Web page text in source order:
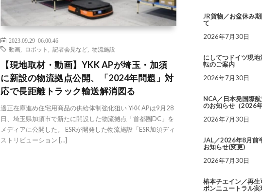
2023.09.29 06:00:46
動画
ロボット ,記者会見など ,物流施設
【現地取材・動画】YKK APが埼玉・加須
に新設の物流拠点公開、「2024年問題」対
応で長距離トラック輸送解消図る
適正在庫進め住宅用商品の供給体制強化狙い YKK APは9月28
日、埼玉県加須市で新たに開設した物流拠点「首都圏DC」を
メディアに公開した。 ESRが開発した物流施設「ESR加須ディ
ストリビューション […]
JR貨物／お盆休み
て
2026年7月30日
にしてつドイツ現
転のご案内
2026年7月30日
NCA／日本発国際
のお知らせ（2026
2026年7月30日
JAL／2026年8月前
お知らせ(変更)
2026年7月30日
椿本チエイン／再
ボンニュートラル実